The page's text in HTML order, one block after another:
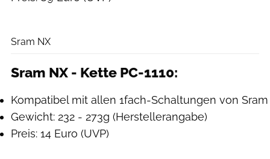
Sram NX
Sram NX - Kette PC-1110:
Kompatibel mit allen 1fach-Schaltungen von Sram
Gewicht: 232 - 273g (Herstellerangabe)
Preis: 14 Euro (UVP)